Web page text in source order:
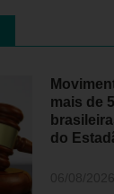
mais de
do